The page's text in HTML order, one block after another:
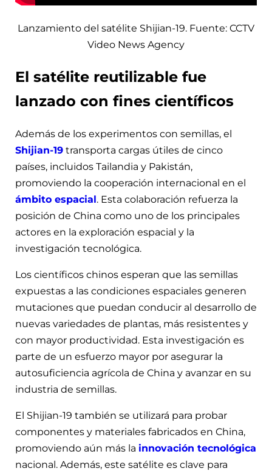
Lanzamiento del satélite Shijian-19. Fuente: CCTV
Video News Agency
El satélite reutilizable fue
lanzado con fines científicos
Además de los experimentos con semillas, el
Shijian-19 transporta cargas útiles de cinco
países, incluidos Tailandia y Pakistán,
promoviendo la cooperación internacional en el
ámbito espacial. Esta colaboración refuerza la
posición de China como uno de los principales
actores en la exploración espacial y la
investigación tecnológica.
Los científicos chinos esperan que las semillas
expuestas a las condiciones espaciales generen
mutaciones que puedan conducir al desarrollo de
nuevas variedades de plantas, más resistentes y
con mayor productividad. Esta investigación es
parte de un esfuerzo mayor por asegurar la
autosuficiencia agrícola de China y avanzar en su
industria de semillas.
El Shijian-19 también se utilizará para probar
componentes y materiales fabricados en China,
promoviendo aún más la innovación tecnológica
nacional. Además, este satélite es clave para